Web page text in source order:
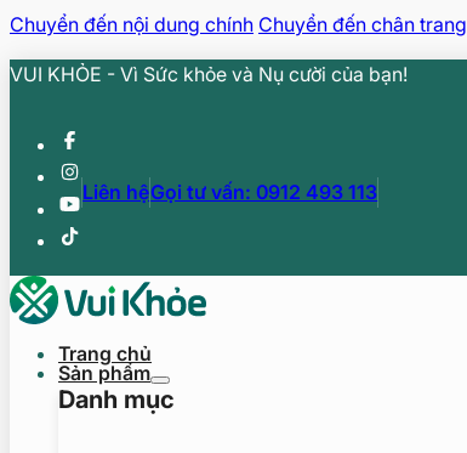
Chuyển đến nội dung chính Chuyển đến chân trang
VUI KHỎE - Vì Sức khỏe và Nụ cười của bạn!
Liên hệGọi tư vấn: 0912 493 113
Trang chủ
Sản phẩm
Danh mục